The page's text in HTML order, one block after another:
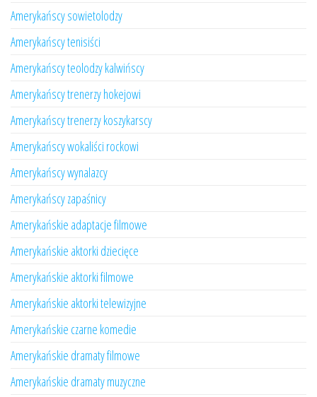
Amerykańscy sowietolodzy
Amerykańscy tenisiści
Amerykańscy teolodzy kalwińscy
Amerykańscy trenerzy hokejowi
Amerykańscy trenerzy koszykarscy
Amerykańscy wokaliści rockowi
Amerykańscy wynalazcy
Amerykańscy zapaśnicy
Amerykańskie adaptacje filmowe
Amerykańskie aktorki dziecięce
Amerykańskie aktorki filmowe
Amerykańskie aktorki telewizyjne
Amerykańskie czarne komedie
Amerykańskie dramaty filmowe
Amerykańskie dramaty muzyczne